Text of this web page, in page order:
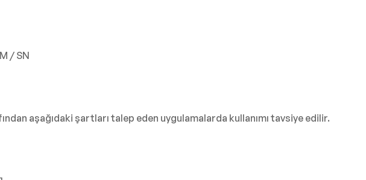
/ SN
aşağıdaki şartları talep eden uygulamalarda kullanımı tavsiye edilir.